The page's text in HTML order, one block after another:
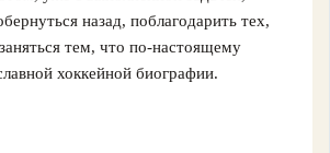
назад, поблагодарить тех,
тем, что по-настоящему
хоккейной биографии.